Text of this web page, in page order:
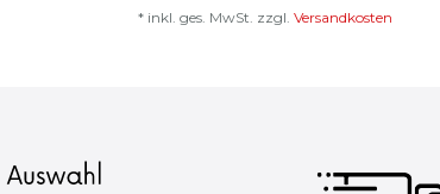
* inkl. ges. MwSt. zzgl. Versandkosten